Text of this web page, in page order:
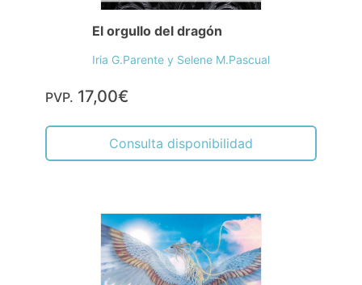
El orgullo del dragón
Iria G.Parente y Selene M.Pascual
PVP. 17,00€
Consulta disponibilidad